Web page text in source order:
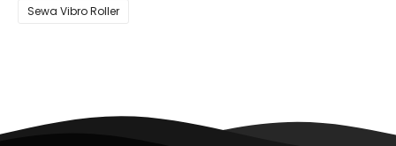
Sewa Vibro Roller